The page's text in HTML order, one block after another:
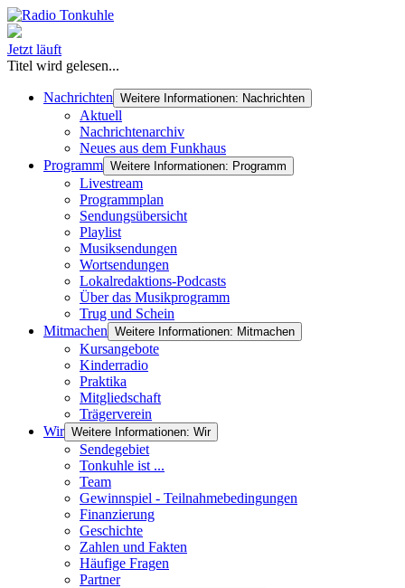
Jetzt läuft
Titel wird gelesen...
Nachrichten Weitere Informationen: Nachrichten
Aktuell
Nachrichtenarchiv
Neues aus dem Funkhaus
Programm Weitere Informationen: Programm
Livestream
Programmplan
Sendungsübersicht
Playlist
Musiksendungen
Wortsendungen
Lokalredaktions-Podcasts
Über das Musikprogramm
Trug und Schein
Mitmachen Weitere Informationen: Mitmachen
Kursangebote
Kinderradio
Praktika
Mitgliedschaft
Trägerverein
Wir Weitere Informationen: Wir
Sendegebiet
Tonkuhle ist ...
Team
Gewinnspiel - Teilnahmebedingungen
Finanzierung
Geschichte
Zahlen und Fakten
Häufige Fragen
Partner